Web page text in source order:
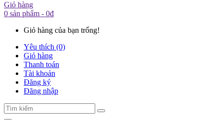
Giỏ hàng
0 sản phẩm - 0đ
Giỏ hàng của bạn trống!
Yêu thích (0)
Giỏ hàng
Thanh toán
Tài khoản
Đăng ký
Đăng nhập